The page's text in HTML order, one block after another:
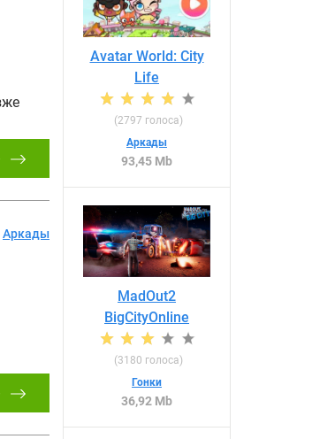
Аркады
Avatar World: City
Life
(2797 голоса)
Аркады
93,45 Mb
MadOut2
BigCityOnline
(3180 голоса)
Гонки
36,92 Mb